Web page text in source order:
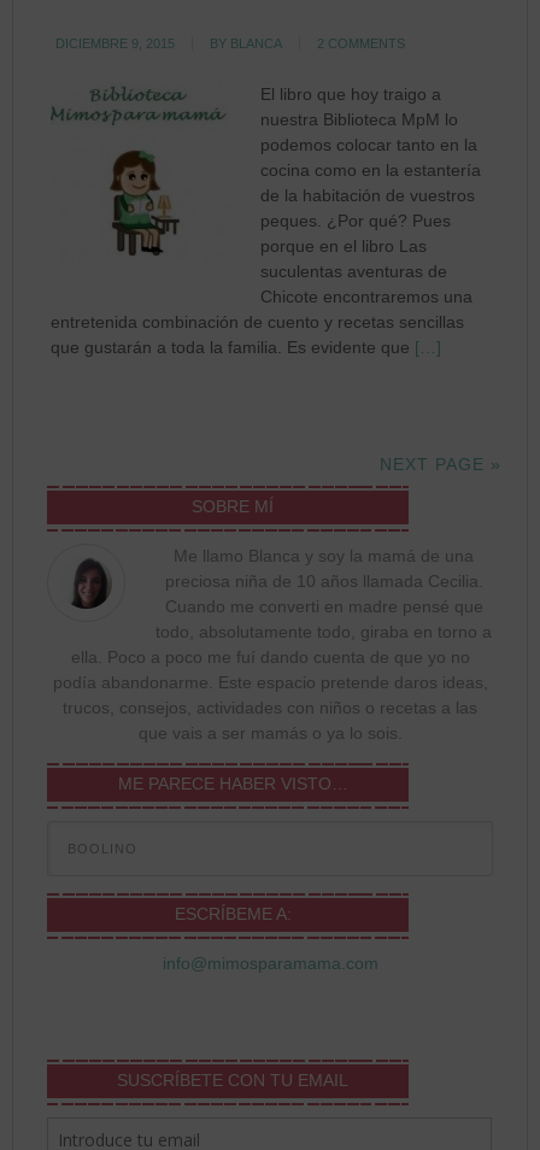
DICIEMBRE 9, 2015 BY BLANCA 2 COMMENTS
El libro que hoy traigo a
nuestra Biblioteca MpM lo
podemos colocar tanto en la
cocina como en la estantería
de la habitación de vuestros
peques. ¿Por qué? Pues
porque en el libro Las
suculentas aventuras de
Chicote encontraremos una
entretenida combinación de cuento y recetas sencillas
que gustarán a toda la familia. Es evidente que […]
NEXT PAGE »
SOBRE MÍ
Me llamo Blanca y soy la mamá de una
preciosa niña de 10 años llamada Cecilia.
Cuando me converti en madre pensé que
todo, absolutamente todo, giraba en torno a
ella. Poco a poco me fuí dando cuenta de que yo no
podía abandonarme. Este espacio pretende daros ideas,
trucos, consejos, actividades con niños o recetas a las
que vais a ser mamás o ya lo sois.
ME PARECE HABER VISTO…
ESCRÍBEME A:
info@mimosparamama.com
SUSCRÍBETE CON TU EMAIL